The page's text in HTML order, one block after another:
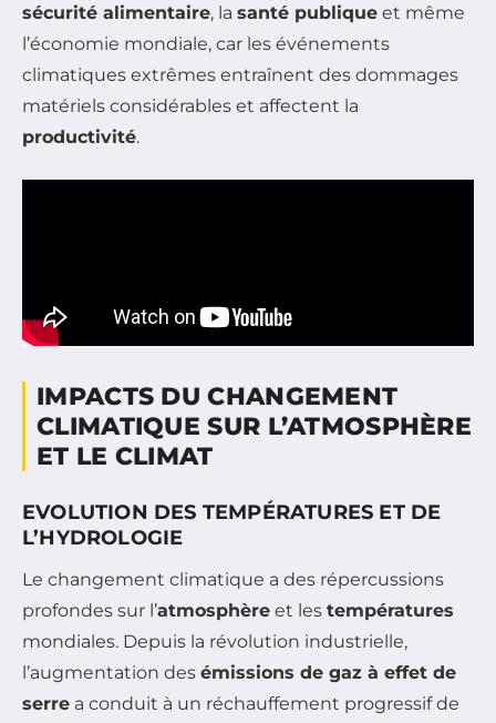
sécurité alimentaire, la santé publique et même
l’économie mondiale, car les événements
climatiques extrêmes entraînent des dommages
matériels considérables et affectent la
productivité.
IMPACTS DU CHANGEMENT
CLIMATIQUE SUR L’ATMOSPHÈRE
ET LE CLIMAT
EVOLUTION DES TEMPÉRATURES ET DE
L’HYDROLOGIE
Le changement climatique a des répercussions
profondes sur l’atmosphère et les températures
mondiales. Depuis la révolution industrielle,
l’augmentation des émissions de gaz à effet de
serre a conduit à un réchauffement progressif de